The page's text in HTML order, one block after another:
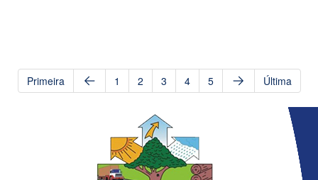
Primeira 1 2 3 4 5 Última